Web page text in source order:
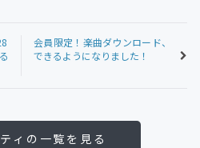
会員限定！楽曲ダウンロード、
できるようになりました！
ィの一覧を見る